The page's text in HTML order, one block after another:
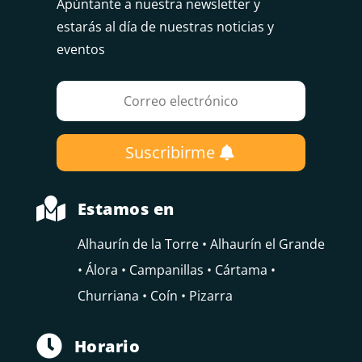
Apúntante a nuestra newsletter y
estarás al día de nuestras noticias y
eventos
Suscribirme
 Estamos en
Alhaurín de la Torre • Alhaurín el Grande
• Álora • Campanillas • Cártama •
Churriana • Coín • Pizarra
 Horario